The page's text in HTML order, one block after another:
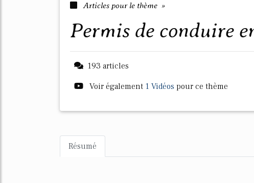
Articles pour le thème »
permis de conduire
193 articles
Voir également 1 Vidéos pour ce thème
Résumé